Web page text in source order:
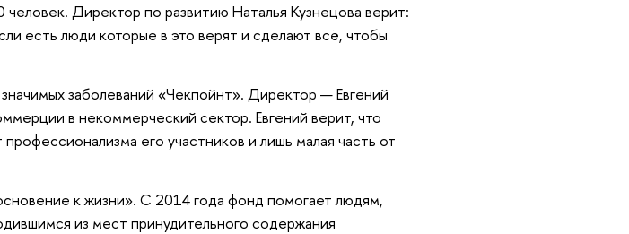
Директор по развитию Наталья Кузнецова верит:
есть люди которые в это верят и сделают всё, чтобы
заболеваний «Чекпойнт». Директор — Евгений
в некоммерческий сектор. Евгений верит, что
его участников и лишь малая часть от
к жизни». С 2014 года фонд помогает людям,
из мест принудительного содержания